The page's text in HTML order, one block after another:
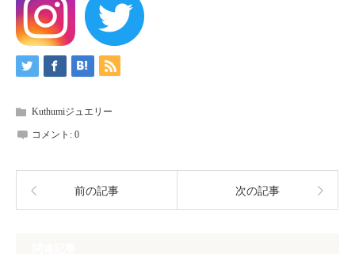
Kuthumiジュエリー
コメント: 0
前の記事 次の記事